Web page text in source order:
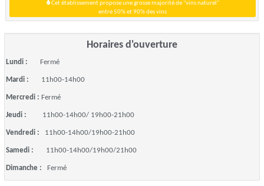
Cet établissement propose une grosse majorité de "vins naturel"
entre 50% et 90% des vins
Horaires d'ouverture
Lundi : Fermé
Mardi : 11h00-14h00
Mercredi : Fermé
Jeudi : 11h00-14h00/ 19h00-21h00
Vendredi : 11h00-14h00/19h00-21h00
Samedi : 11h00-14h00/19h00/21h00
Dimanche : Fermé